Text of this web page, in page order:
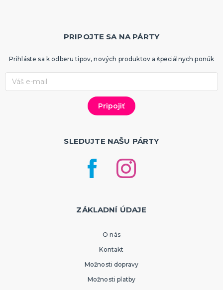
PRIPOJTE SA NA PÁRTY
Prihláste sa k odberu tipov, nových produktov a špeciálnych ponúk
SLEDUJTE NAŠU PÁRTY
ZÁKLADNÍ ÚDAJE
O nás
Kontakt
Možnosti dopravy
Možnosti platby